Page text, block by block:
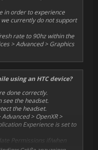
Quality
Quality
Quality
screen: Quick
PC > Connect.
launch EA SPORTS™ WRC.
in order to experience
currently do not support
rate to 90hz within the
> Advanced > Graphics
using an HTC device?
done correctly.
see the headset.
the headset.
> OpenXR >
Experience is set to
Permissions if/when